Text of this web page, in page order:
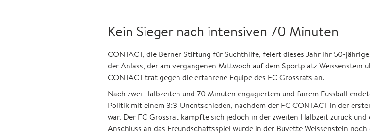
Kein Sieger nach intensiven 70 Minuten
CONTACT, die Berner Stiftung für Suchthilfe, feiert dieses Jahr ihr 50-
der Anlass, der am vergangenen Mittwoch auf dem Sportplatz Weissenstein
CONTACT trat gegen die erfahrene Equipe des FC Grossrats an.
Nach zwei Halbzeiten und 70 Minuten engagiertem und fairem Fussball
Politik mit einem 3:3-Unentschieden, nachdem der FC CONTACT in der
war. Der FC Grossrat kämpfte sich jedoch in der zweiten Halbzeit zurück
Anschluss an das Freundschaftsspiel wurde in der Buvette Weissenstein